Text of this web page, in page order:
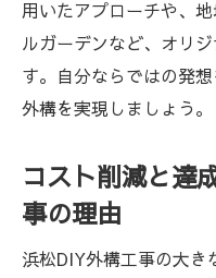
信頼できる浜
浜松外構工事
外構工事のト
DIYならではの浜
浜松外構工事
家族で挑戦す
用いたアプローチや、
ルガーデンなど、オリ
す。自分ならではの発
外構を実現しましょう。
コスト削減と達
事の理由
浜松DIY外構工事の大き